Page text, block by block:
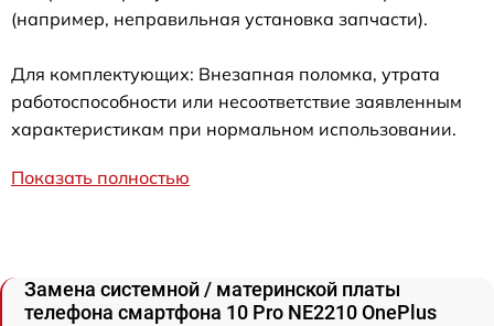
(например, неправильная установка запчасти).
Для комплектующих: Внезапная поломка, утрата
работоспособности или несоответствие заявленным
характеристикам при нормальном использовании.
Показать полностью
Замена системной / материнской платы
телефона смартфона 10 Pro NE2210 OnePlus